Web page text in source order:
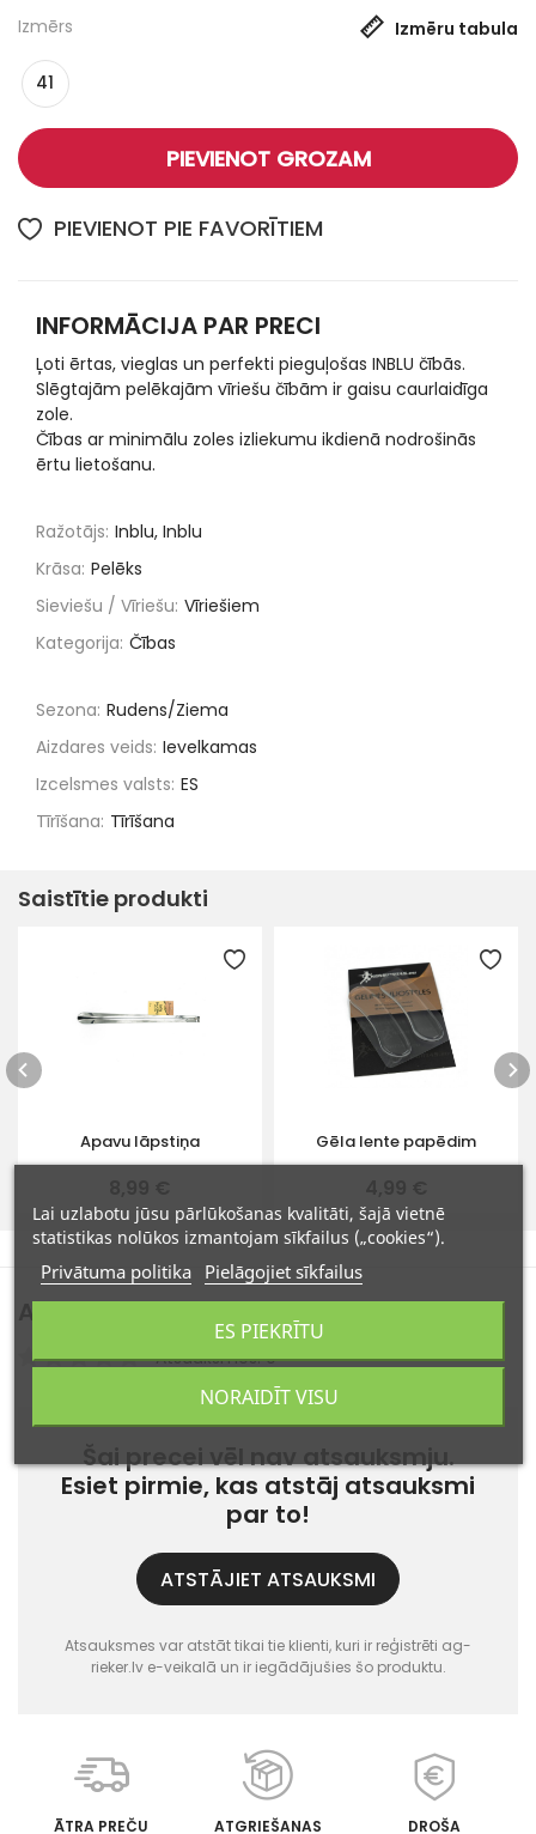
Izmērs Izmēru tabula
41
PIEVIENOT GROZAM
PIEVIENOT PIE FAVORĪTIEM
INFORMĀCIJA PAR PRECI
Ļoti ērtas, vieglas un perfekti pieguļošas INBLU čībās.
Slēgtajām pelēkajām vīriešu čībām ir gaisu caurlaidīga
zole.
Čības ar minimālu zoles izliekumu ikdienā nodrošinās
ērtu lietošanu.
Ražotājs: Inblu, Inblu
Krāsa: Pelēks
Sieviešu / Vīriešu: Vīriešiem
Kategorija: Čības
Sezona: Rudens/Ziema
Aizdares veids: Ievelkamas
Izcelsmes valsts: ES
Tīrīšana: Tīrīšana
Saistītie produkti
Apavu lāpstiņa Gēla lente papēdim
Atsauksmes
Atsauksmes: 0
Šai precei vēl nav atsauksmju.
Esiet pirmie, kas atstāj atsauksmi
par to!
ATSTĀJIET ATSAUKSMI
Atsauksmes var atstāt tikai tie klienti, kuri ir reģistrēti ag-
rieker.lv e-veikalā un ir iegādājušies šo produktu.
ĀTRA PREČU
ATGRIEŠANAS
DROŠA
Lai uzlabotu jūsu pārlūkošanas kvalitāti, šajā vietnē
statistikas nolūkos izmantojam sīkfailus („cookies“).
Privātuma politika Pielāgojiet sīkfailus
NORAIDĪT VISU
ES PIEKRĪTU